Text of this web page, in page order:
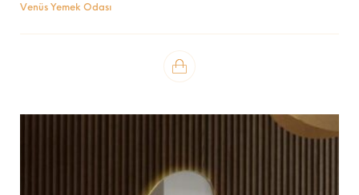
Venüs Yemek Odası